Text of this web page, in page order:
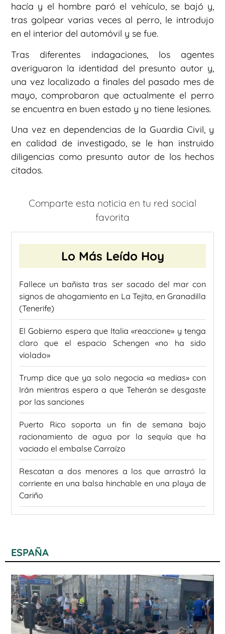
hacía y el hombre paró el vehículo, se bajó y,
tras golpear varias veces al perro, le introdujo
en el interior del automóvil y se fue.
Tras diferentes indagaciones, los agentes
averiguaron la identidad del presunto autor y,
una vez localizado a finales del pasado mes de
mayo, comprobaron que actualmente el perro
se encuentra en buen estado y no tiene lesiones.
Una vez en dependencias de la Guardia Civil, y
en calidad de investigado, se le han instruido
diligencias como presunto autor de los hechos
citados.
Comparte esta noticia en tu red social
favorita
Lo Más Leído Hoy
Fallece un bañista tras ser sacado del mar con
signos de ahogamiento en La Tejita, en Granadilla
(Tenerife)
El Gobierno espera que Italia «reaccione» y tenga
claro que el espacio Schengen «no ha sido
violado»
Trump dice que ya solo negocia «a medias» con
Irán mientras espera a que Teherán se desgaste
por las sanciones
Puerto Rico soporta un fin de semana bajo
racionamiento de agua por la sequía que ha
vaciado el embalse Carraízo
Rescatan a dos menores a los que arrastró la
corriente en una balsa hinchable en una playa de
Cariño
ESPAÑA